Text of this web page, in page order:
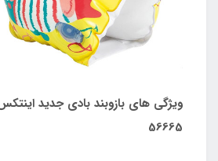
ویژگی های بازوبند بادی جدید
56665